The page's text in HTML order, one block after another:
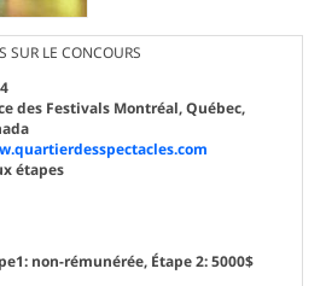
SUR LE CONCOURS
des Festivals Montréal, Québec,
étapes
non-rémunérée, Étape 2: 5000$